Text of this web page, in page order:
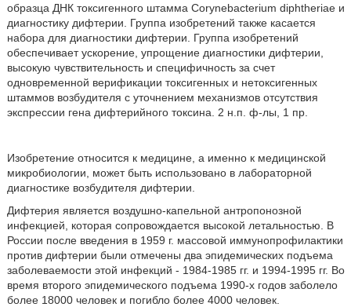
образца ДНК токсигенного штамма Corynebacterium diphtheriae и
диагностику дифтерии. Группа изобретений также касается
набора для диагностики дифтерии. Группа изобретений
обеспечивает ускорение, упрощение диагностики дифтерии,
высокую чувствительность и специфичность за счет
одновременной верификации токсигенных и нетоксигенных
штаммов возбудителя с уточнением механизмов отсутствия
экспрессии гена дифтерийного токсина. 2 н.п. ф-лы, 1 пр.
Изобретение относится к медицине, а именно к медицинской
микробиологии, может быть использовано в лабораторной
диагностике возбудителя дифтерии.
Дифтерия является воздушно-капельной антропонозной
инфекцией, которая сопровождается высокой летальностью. В
России после введения в 1959 г. массовой иммунопрофилактики
против дифтерии были отмечены два эпидемических подъема
заболеваемости этой инфекций - 1984-1985 гг. и 1994-1995 гг. Во
время второго эпидемического подъема 1990-х годов заболело
более 18000 человек и погибло более 4000 человек.